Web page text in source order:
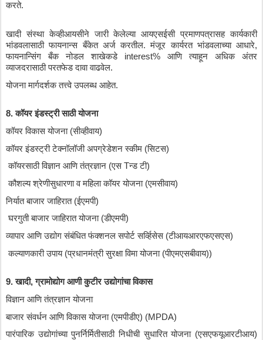
करते.
खादी संस्था केव्हीआयसीने जारी केलेल्या आयएसईसी प्रमाणपत्रासह कार्यकारी
भांडवलासाठी फायनान्स बँकेत अर्ज करतील. मंजूर कार्यरत भांडवलाच्या आधारे
फायनान्सिंग
बँक नोडल शाखेकडे interest% आणि त्याहून अधिक
अंतर
व्याजदरासाठी परतफेड दावा वाढवेल.
योजना मार्गदर्शक तत्त्वे उपलब्ध आहेत.
8. कॉयर इंडस्ट्री साठी योजना
कॉयर विकास योजना (सीव्हीवाय)
कॉयर इंडस्ट्री टेक्नॉलॉजी अपग्रेडेशन स्कीम (सिटस)
कॉयरसाठी विज्ञान आणि तंत्रज्ञान (एस Tन्ड टी)
कौशल्य श्रेणीसुधारणा व महिला कॉयर योजना (एमसीवाय)
निर्यात बाजार जाहिरात (ईएमपी)
घरगुती बाजार जाहिरात योजना (डीएमपी)
व्यापार आणि उद्योग संबंधित फंक्शनल सपोर्ट सर्व्हिसेस (टीआयआरएफएसएस)
कल्याणकारी उपाय (प्रधानमंत्री सुरक्षा विमा योजना (पीएमएसबीवाय))
9. खादी, ग्रामोद्योग आणी कुटीर उद्योगांचा विकास
विज्ञान आणि तंत्रज्ञान योजना
बाजार संवर्धन आणि विकास योजना (एमपीडीए) (MPDA)
पारंपारिक उद्योगांच्या पुनर्निर्मितीसाठी निधीची सुधारित योजना (एसएफयूआरटीआय)